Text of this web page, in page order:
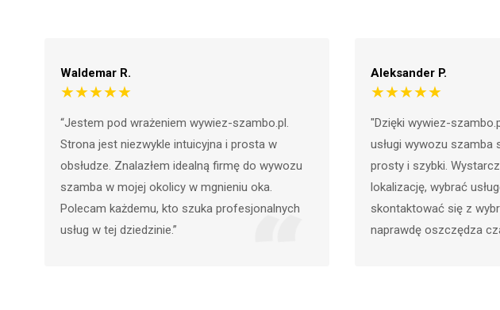
Aleksander P.
★★★★★
"Dzięki wywiez-szambo.pl, proces zamówienia
usługi wywozu szamba stał się niezwykle
prosty i szybki. Wystarczyło wpisać moją
lokalizację, wybrać usługę, a następnie
skontaktować się z wybraną firmą. To
naprawdę oszczędza czas!"
Mirosław L.
★★★★★
"Jestem pod wrażeniem
wywiez-szambo.pl.
zarządzanie usługami
generowanie raportów
- to wszystko sprawia,
przyjemność."